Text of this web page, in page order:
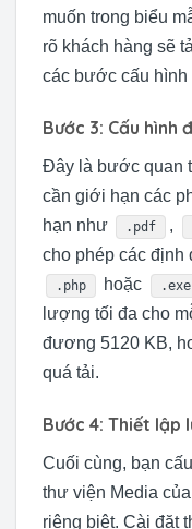
muốn trong biểu
rõ khách hàng sẽ
các bước cấu hình
Bước 3: Cấu hình
Đây là bước quan
cần giới hạn các
hạn như
.pdf ,
cho phép các định
.php hoặc .exe
lượng tối đa cho
đương 5120 KB,
quá tải.
Bước 4: Thiết lập
Cuối cùng, bạn
thư viện Media
riêng biệt. Cài đặt